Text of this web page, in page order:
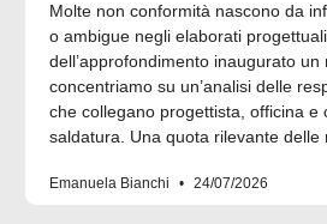
Molte non conformità nascono da
o ambigue negli elaborati
dell’approfondimento inaugurato un
concentriamo su un’analisi delle
che collegano progettista, officina e
saldatura. Una quota rilevante delle
Emanuela Bianchi 24/07/2026